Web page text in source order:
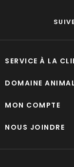
SERVICE À LA
DOMAINE ANIMAL
MON COMPTE
NOUS JOINDRE